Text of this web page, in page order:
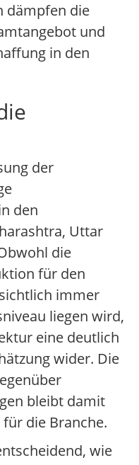
dämpfen die
und
in den
der
den
Uttar
die
für den
immer
liegen wird,
eine deutlich
wider. Die
bleibt damit
die Branche.
wie